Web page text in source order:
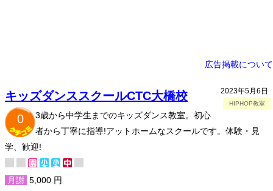
広告掲載について
2023年5月6日
HIPHOP教室
キッズダンススクールCTC大橋校
0
3歳から中学生までのキッズダンス教室。初心
者から丁寧に指導!アットホームなスクールです。体験・見
学、歓迎!
月謝 5,000 円